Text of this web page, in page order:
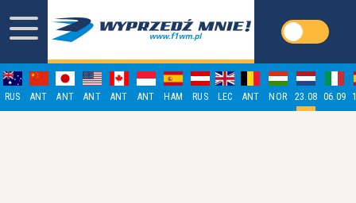
RUS ANT ANT ANT ANT ANT HAM RUS LEC ANT NOR 23.08 06.09